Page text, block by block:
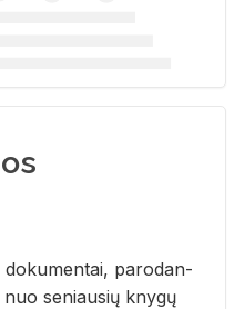
do­ku­men­tai, pa­ro­dan­
se­niau­sių kny­gų